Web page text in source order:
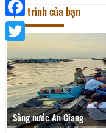
Lịch trình của bạn
Sông nước An Giang
Facebook
Twitter